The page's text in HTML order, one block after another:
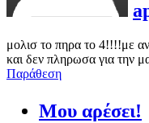
μολισ το πηρα το 4!!!!με
και δεν πληρωσα για την
Παράθεση
Μου αρέσει!